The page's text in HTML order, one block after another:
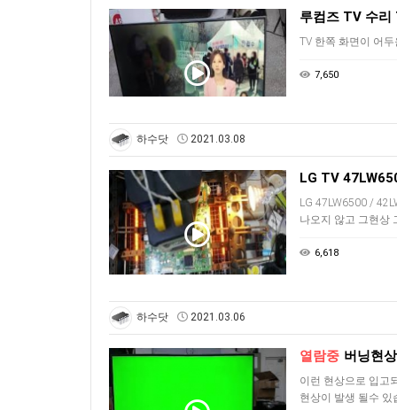
루컴즈 TV 수리
TV 한쪽 화면이 어
7,650
하수닷 2021.03.08
LG TV
LG 47LW6500 /
나오지 않고 그현상
6,618
하수닷 2021.03.06
열람중 버닝현상
이런 현상으로 입고
현상이 발생 될수 있